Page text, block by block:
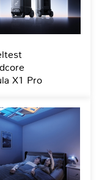
X1 Pro